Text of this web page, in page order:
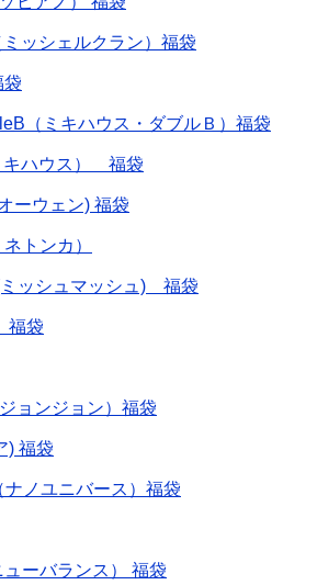
ッシェルクラン）福袋
袋
（ミキハウス・ダブルＢ）福袋
キハウス） 福袋
ーウェン) 福袋
トンカ）
ッシュマッシュ) 福袋
福袋
ョンジョン）福袋
) 福袋
ノユニバース）福袋
ーバランス） 福袋